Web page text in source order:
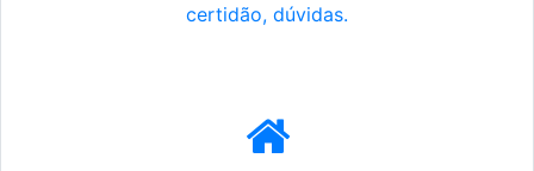
certidão, dúvidas.